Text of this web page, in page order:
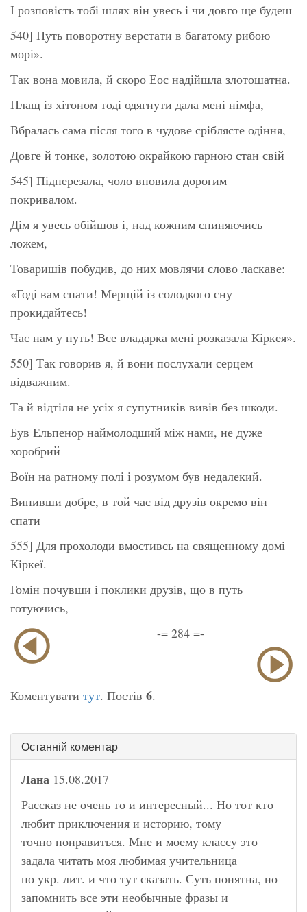
І розповість тобі шлях він увесь і чи довго ще будеш
540] Путь поворотну верстати в багатому рибою
морі».
Так вона мовила, й скоро Еос надійшла злотошатна.
Плащ із хітоном тоді одягнути дала мені німфа,
Вбралась сама після того в чудове сріблясте одіння,
Довге й тонке, золотою окрайкою гарною стан свій
545] Підперезала, чоло вповила дорогим
покривалом.
Дім я увесь обійшов і, над кожним спиняючись
ложем,
Товаришів побудив, до них мовлячи слово ласкаве:
«Годі вам спати! Мерщій із солодкого сну
прокидайтесь!
Час нам у путь! Все владарка мені розказала Кіркея».
550] Так говорив я, й вони послухали серцем
відважним.
Та й відтіля не усіх я супутників вивів без шкоди.
Був Ельпенор наймолодший між нами, не дуже
хоробрий
Воїн на ратному полі і розумом був недалекий.
Випивши добре, в той час від друзів окремо він
спати
555] Для прохолоди вмостивсь на священному домі
Кіркеї.
Гомін почувши і поклики друзів, що в путь
готуючись,
-= 284 =-
Коментувати тут. Постів 6.
Останній коментар
Лана 15.08.2017
Рассказ не очень то и интересный... Но тот кто
любит приключения и историю, тому
точно понравиться. Мне и моему классу это
задала читать моя любимая учительница
по укр. лит. и что тут сказать. Суть понятна, но
запомнить все эти необычные фразы и